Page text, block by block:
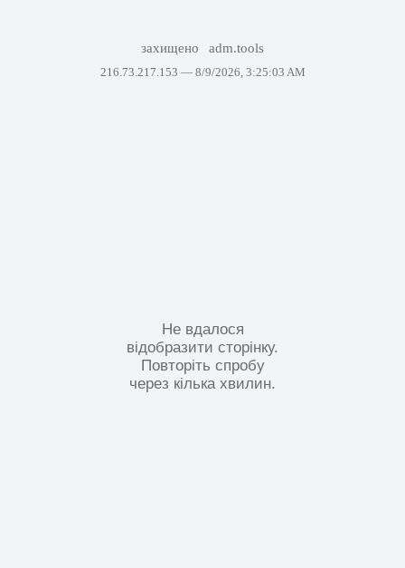
захищено adm.tools
216.73.217.153 — 8/9/2026, 3:25:03 AM
Не вдалося
відобразити сторінку.
Повторіть спробу
через кілька хвилин.